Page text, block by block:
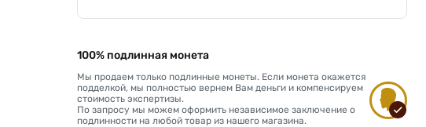
100% подлинная монета
Мы продаем только подлинные монеты. Если монета окажется
подделкой, мы полностью вернем Вам деньги и компенсируем
стоимость экспертизы.
По запросу мы можем оформить независимое заключение о
подлинности на любой товар из нашего магазина.